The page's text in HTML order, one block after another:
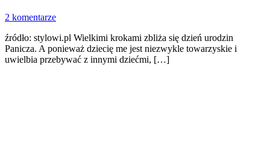
2 komentarze
źródło: stylowi.pl Wielkimi krokami zbliża się dzień urodzin
Panicza. A ponieważ dziecię me jest niezwykle towarzyskie i
uwielbia przebywać z innymi dziećmi, […]